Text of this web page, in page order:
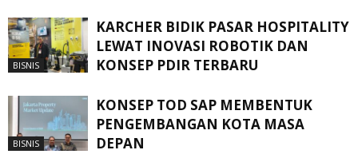
BISNIS
KARCHER BIDIK PASAR HOSPITALITY
LEWAT INOVASI ROBOTIK DAN
KONSEP PDIR TERBARU
BISNIS
KONSEP TOD SAP MEMBENTUK
PENGEMBANGAN KOTA MASA
DEPAN